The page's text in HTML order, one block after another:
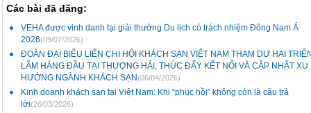
Các bài đã đăng:
VEHA được vinh danh tại giải thưởng Du lịch có trách nhiệm Đông Nam Á
2026(09/07/2026)
ĐOÀN ĐẠI BIỂU LIÊN CHI HỘI KHÁCH SẠN VIỆT NAM THAM DỰ HAI
LÃM HÀNG ĐẦU TẠI THƯỢNG HẢI, THÚC ĐẨY KẾT NỐI VÀ CẬP NHẬT XU
HƯỚNG NGÀNH KHÁCH SẠN(06/04/2026)
Kinh doanh khách sạn tại Việt Nam: Khi “phục hồi” không còn là câu trả
lời(26/03/2026)